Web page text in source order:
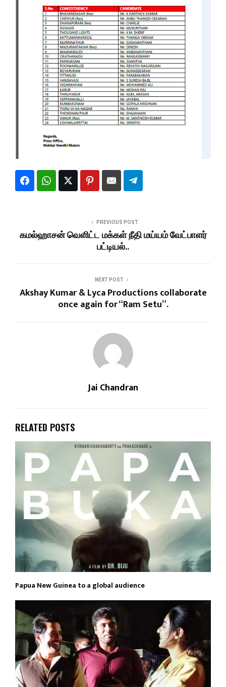
PREVIOUS POST
கமல்ஹாசன் வெளிட்ட மக்கள் நீதி மய்யம் வேட்பாளர்
பட்டியல்..
NEXT POST
Akshay Kumar & Lyca Productions collaborate
once again for “Ram Setu”.
Jai Chandran
RELATED POSTS
Papua New Guinea to a global audience